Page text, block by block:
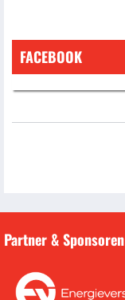
FACEBOOK
Partner & Sponsoren